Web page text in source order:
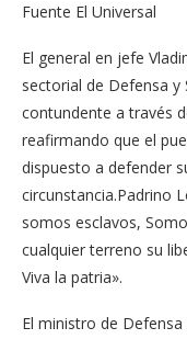
Fuente El Universal
El general en jefe
sectorial de Defensa y
contundente a través
reafirmando que el
dispuesto a defender
circunstancia.Padrino
somos esclavos,
cualquier terreno su
Viva la patria».
El ministro de